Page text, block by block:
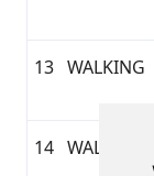
13 WALKING
14 WALKING